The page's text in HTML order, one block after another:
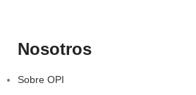
Nosotros
Sobre OPI